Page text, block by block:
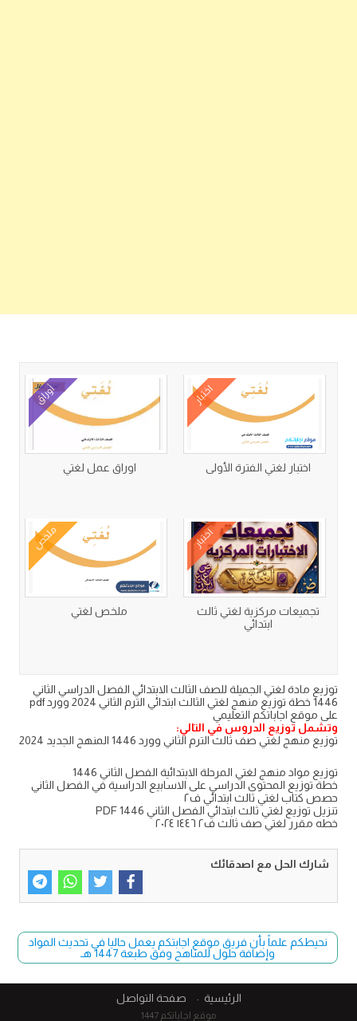
اختبار
اختبار لغتي الفترة الأولى
أوراق
اوراق عمل لغتي
اختبار
تجميعات مركزية لغتي ثالث
ابتدائي
ملخص
ملخص لغتي
توزيع مادة لغتي الجميلة للصف الثالث الابتدائي الفصل الدراسي الثاني
1446 خطة توزيع منهج لغتي الثالث ابتدائي الترم الثاني 2024 وورد pdf
على موقع اجاباتكم التعليمي
وتشمل توزيع الدروس في التالي:
توزيع منهج لغتي صف ثالث الترم الثاني وورد 1446 المنهج الجديد 2024
توزيع مواد منهج لغتي المرحلة الابتدائية الفصل الثاني 1446
خطة توزيع المحتوى الدراسي على الاسابيع الدراسية في الفصل الثاني
حصص كتاب لغتي ثالث ابتدائي ف٢
تنزيل توزيع لغتي ثالث ابتدائي الفصل الثاني PDF 1446
خطه مقرر لغتي صف ثالث ف٢ ١٤٤٦ ٢٠٢٤
شارك الحل مع اصدقائك
نحيطكم علماً بأن فريق موقع اجابتكم يعمل حاليا في تحديث المواد
وإضافة حلول للمناهج وفق طبعة 1447 هـ
الرئيسية صفحة التواصل
موقع اجاباتكم 1447